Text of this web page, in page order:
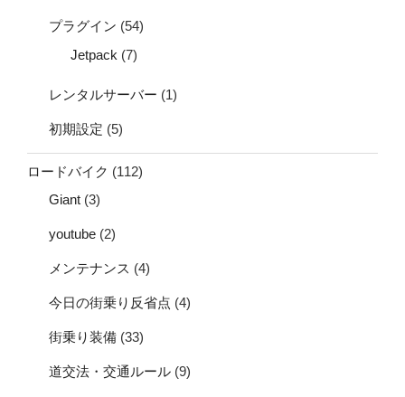
プラグイン (54)
Jetpack (7)
レンタルサーバー (1)
初期設定 (5)
ロードバイク (112)
Giant (3)
youtube (2)
メンテナンス (4)
今日の街乗り反省点 (4)
街乗り装備 (33)
道交法・交通ルール (9)